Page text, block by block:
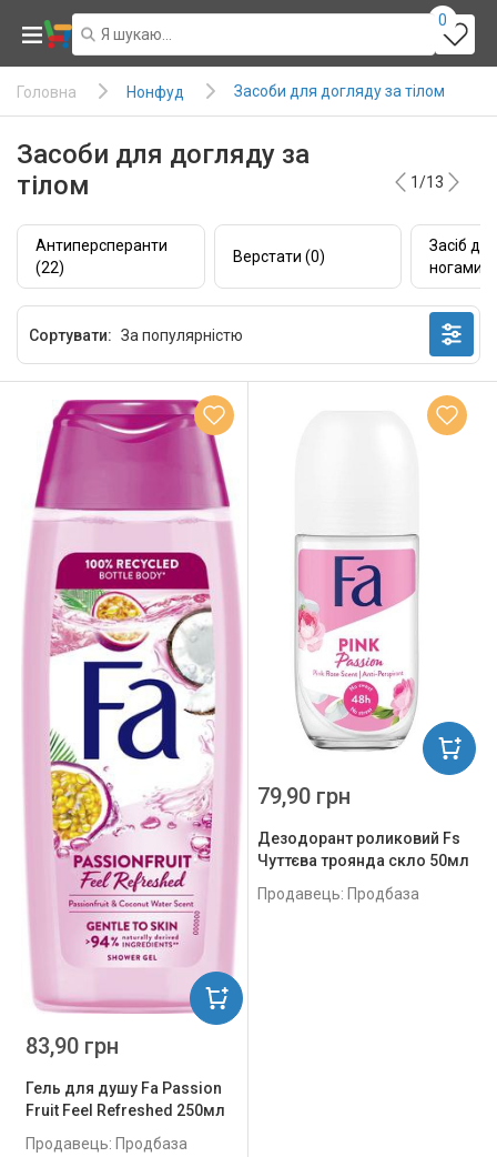
0
Головна Нонфуд Засоби для догляду за тілом
Засоби для догляду за
тілом
1/13
Антиперсперанти
(22)
Верстати (0)
Засіб д/
ногами
Сортувати:
Гель для душу Fa Passion
Fruit Feel Refreshed 250мл
Продавець: Продбаза
83,90 грн
Дезодорант роликовий Fs
Чуттєва троянда скло 50мл
Продавець: Продбаза
79,90 грн